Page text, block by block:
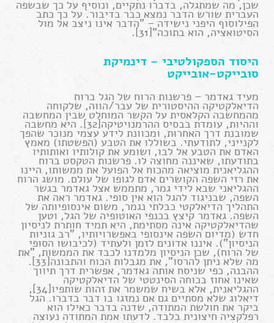
שכן, מה שמתגלה, בדברו נתקיים, ונוסיף על כך שבשפה
העברית שורש הדבר נמצא כבר בדיבור. על כך כתב
הפילוסוף היפני נישידה – "הדבר אינו ניצב אל מול
הסיטואציה, הוא בתוכה"[31].
היסוד הספקולטיבי – דינמיקת
סובייקט-אובייקט
מעיד גאדמר – פרשנות הרוח של הגל ברוח
הדיאלקטיקה ההיסטורית של עבר/הווה, שלקוחה
מהמחשבה הקלאסית על הקשר המוחלט שבין המחשבה
וההיות, עומדת בבסיס ההרמנויטיקה[32]. היא מחשבה
שמובנת דרך האחרוּת, ומכוונת לידע עצמי מנוכר שהפך
לקנייני, לתודעתי. בשוללו את הטבע (הפשטתו) מאמץ
האדם את הטבע אל לבו, ושומע את קולותיו ואותותיו
בתודעתו, שאיננה מחוצה לו. פרשנות הטקסט ברוח
ההגליאנית מוציאה מהכוח אל הפועל את ממשותו, היינו
את רזי השפה הקושרים אדם לגופו של עולם. מושג הרוח
ההגליאני שבא לידי גמר, מתממש אצל גאדמר בגשר
השפה, שבניגוד להגל הוא אין סופי. גאדמר ראה את
התהליך הדיאלקטי כבלתי נגמר, משום אינסופיותה של
השפה. גאדמר קיצץ בכנפי האוטופיה של הגל, וטען
שהדיאלקטיקה אינה מסתימת, היא תמיד חותרת לניסיון
חדש (מדיום השפה אינסופי באפשרויותיו, "רב גוניות
הניסיון"). איננו אדונים לזמן ולעתיד (לכיבושו הסופי
של הרוח), שכן הניסיון מלמדנו לכבד את הממשות, "את
מה שלא ניתן להרסו", את מגבלות הכוח והתבונה[33].
ההבנה, כפי שניסח אותה גאדמר, אפשרית דרך תיווך
שאינו אחוז בכוחה הסינטטי של הדיאלקטיקה
ההגליאנית, אלא בשיח שמשמר את זהות שותפיו[34],
דיאלוג שלא מסתיים גם אם נמזגו בו דבר בדברו. הגל
ביקר את חולשת המתודה, שדנה בדבר כאילו הוא
רפלקציה חיצונית בלבד. לדעתו אמת המתודה נעוצה